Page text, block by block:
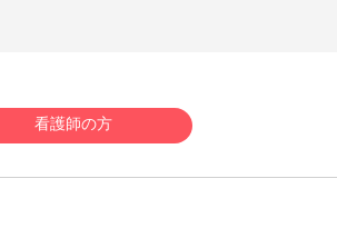
看護師の方